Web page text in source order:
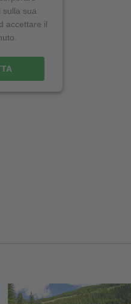
sulla sua
accettare il